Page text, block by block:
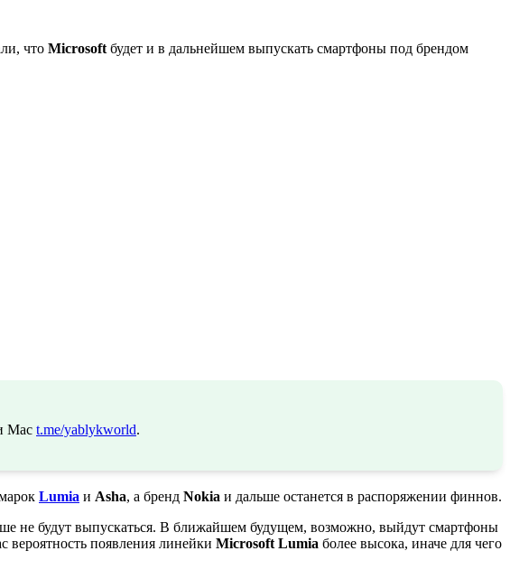
что Microsoft будет и в дальнейшем выпускать смартфоны под брендом
Mac t.me/yablykworld.
Lumia и Asha, а бренд Nokia и дальше останется в распоряжении финнов.
не будут выпускаться. В ближайшем будущем, возможно, выйдут смартфоны
вероятность появления линейки Microsoft Lumia более высока, иначе для чего